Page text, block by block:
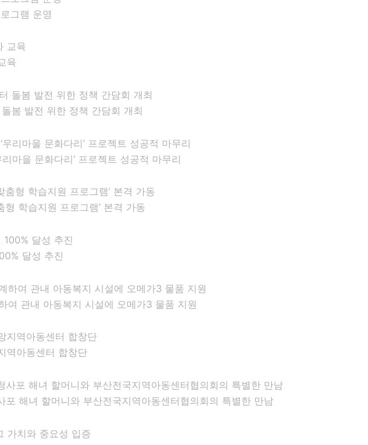
그램 운영
육
봄 발전 위한 정책 간담회 개최
마을 문화다리’ 프로젝트 성공적 마무리
형 학습지원 프로그램’ 본격 가동
달성 추진
여 관내 아동복지 시설에 오메가3 물품 지원
역아동센터 합창단
포 해녀 할머니와 부산전국지역아동센터협의회의 특별한 만남